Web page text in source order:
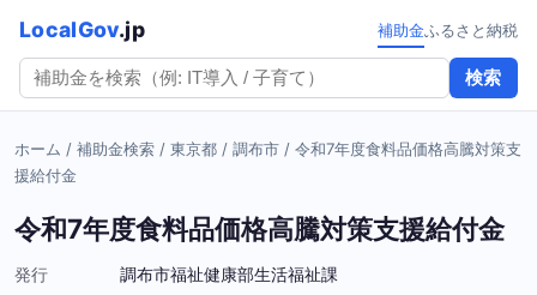
LocalGov.jp
検索
補助金ふるさと納税
ホーム / 補助金検索 / 東京都 / 調布市 / 令和7年度食料品価格高騰対策支
援給付金
令和7年度食料品価格高騰対策支援給付金
発行
調布市福祉健康部生活福祉課